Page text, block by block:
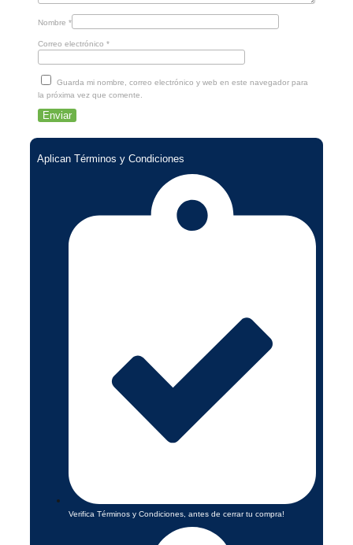
Nombre *
Correo electrónico *
Guarda mi nombre, correo electrónico y web en este navegador para
la próxima vez que comente.
Aplican Términos y Condiciones
Verifica Términos y Condiciones, antes de cerrar tu compra!